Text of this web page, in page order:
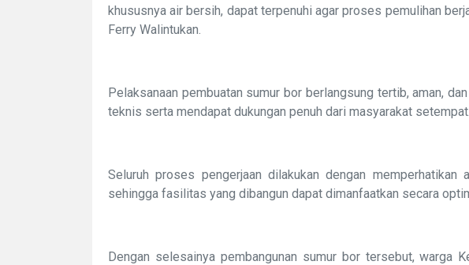
khususnya air bersih, dapat terpenuhi agar proses pemulihan
Ferry Walintukan.
Pelaksanaan pembuatan sumur bor berlangsung tertib, aman,
teknis serta mendapat dukungan penuh dari masyarakat setempat.
Seluruh proses pengerjaan dilakukan dengan memperhatikan
sehingga fasilitas yang dibangun dapat dimanfaatkan secara
Dengan selesainya pembangunan sumur bor tersebut, warga